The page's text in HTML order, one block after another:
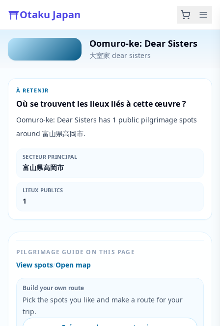
Otaku Japan
Oomuro-ke: Dear Sisters
大室家 dear sisters
À RETENIR
Où se trouvent les lieux liés à cette œuvre ?
Oomuro-ke: Dear Sisters has 1 public pilgrimage spots
around 富山県高岡市.
SECTEUR PRINCIPAL
富山県高岡市
LIEUX PUBLICS
1
PILGRIMAGE GUIDE ON THIS PAGE
View spots/Open map
Build your own route
Pick the spots you like and make a route for your
trip.